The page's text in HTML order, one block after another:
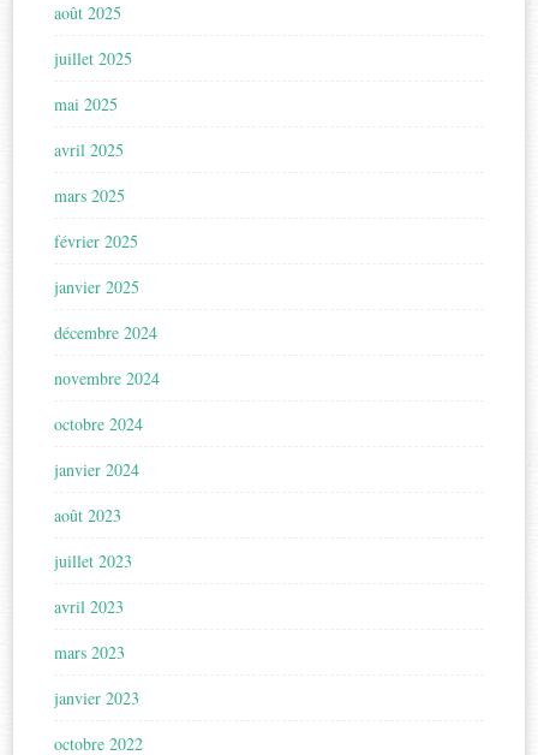
août 2025
juillet 2025
mai 2025
avril 2025
mars 2025
février 2025
janvier 2025
décembre 2024
novembre 2024
octobre 2024
janvier 2024
août 2023
juillet 2023
avril 2023
mars 2023
janvier 2023
octobre 2022